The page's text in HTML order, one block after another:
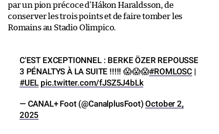
par un pion précoce d’Hákon Haraldsson, de
conserver les trois points et de faire tomber les
Romains au Stadio Olimpico.
C'EST EXCEPTIONNEL : BERKE ÖZER REPOUSSE
3 PÉNALTYS À LA SUITE !!!!! 😱😱😱#ROMLOSC|
#UEL pic.twitter.com/fJSZ5J4bLk
— CANAL+ Foot (@CanalplusFoot)October 2,
2025